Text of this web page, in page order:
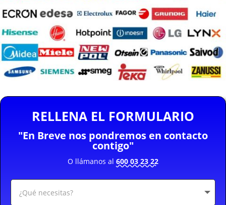
RELLENA EL FORMULARIO
"En Breve nos pondremos en contacto
contigo"
O llámanos al 600 03 23 22